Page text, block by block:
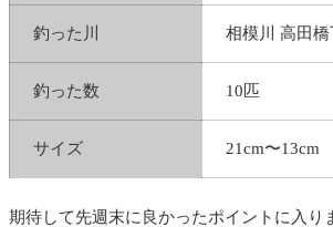
釣った川 相模川 高田橋
釣った数 10匹
サイズ 21cm〜13cm
期待して先週末に良かったポイントに入り